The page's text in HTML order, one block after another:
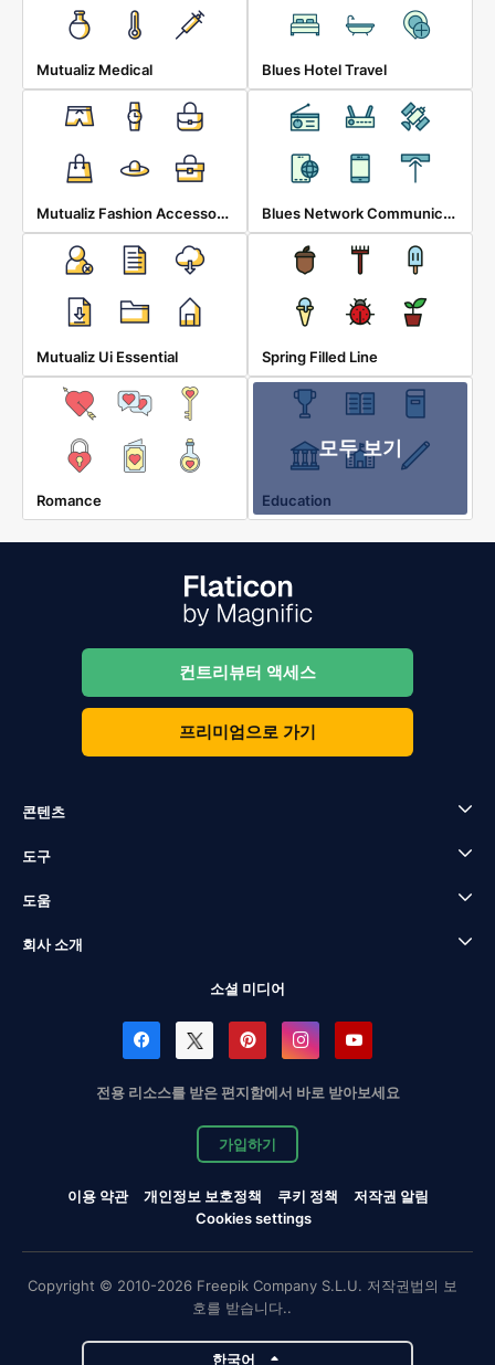
Mutualiz Medical Blues Hotel Travel
Mutualiz Fashion Accessories Blues Network Communication
Mutualiz Ui Essential Spring Filled Line
Romance
모두 보기
Education
컨트리뷰터 액세스
프리미엄으로 가기
콘텐츠
도구
도움
회사 소개
소셜 미디어
전용 리소스를 받은 편지함에서 바로 받아보세요
가입하기
이용 약관 개인정보 보호정책 쿠키 정책
저작권 알림
Cookies settings
Copyright © 2010-2026 Freepik Company S.L.U. 저작권법의 보
호를 받습니다..
한국어